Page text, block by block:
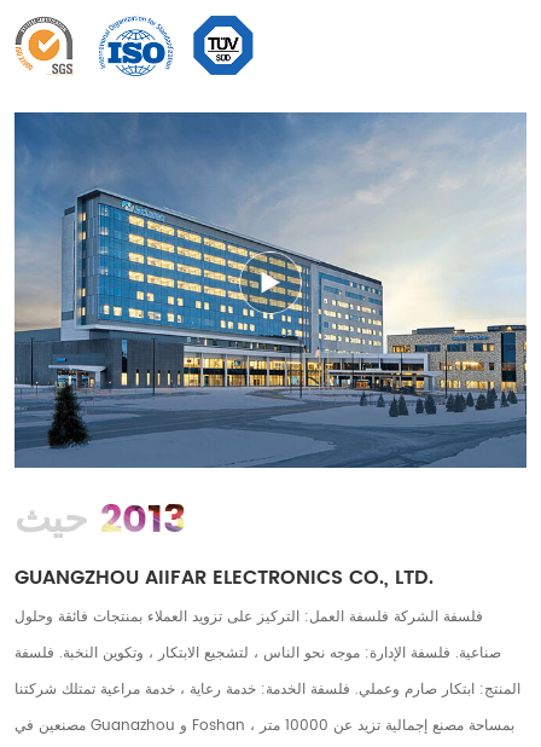
حيث 2013
GUANGZHOU AIIFAR ELECTRONICS CO., LTD.
فلسفة الشركة فلسفة العمل: التركيز على تزويد العملاء بمنتجات فائقة وحلول
صناعية. فلسفة الإدارة: موجه نحو الناس ، لتشجيع الابتكار ، وتكوين النخبة. فلسفة
المنتج: ابتكار صارم وعملي. فلسفة الخدمة: خدمة رعاية ، خدمة مراعية تمتلك شركتنا
مصنعين في Guanazhou و Foshan ، بمساحة مصنع إجمالية تزيد عن 10000 متر